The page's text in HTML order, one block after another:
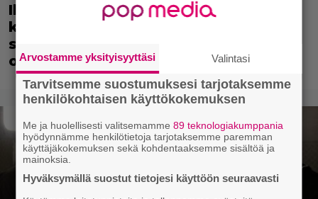
Illalla tv:ssä: Tähtikaksikon kemia
kantaa Hollywoodin rikoskomediaa –
suomalainen este kaatoi jatko-
osahaaveet
Arvostamme yksityisyyttäsi Valintasi
Tarvitsemme suostumuksesi tarjotaksemme
henkilökohtaisen käyttökokemuksen
Me ja huolellisesti valitsemamme89 teknologiakumppania
hyödynnämme henkilötietoja tarjotaksemme paremman
käyttäjäkokemuksen sekä kohdentaaksemme sisältöä ja
mainoksia.
Hyväksymällä suostut tietojesi käyttöön seuraavasti